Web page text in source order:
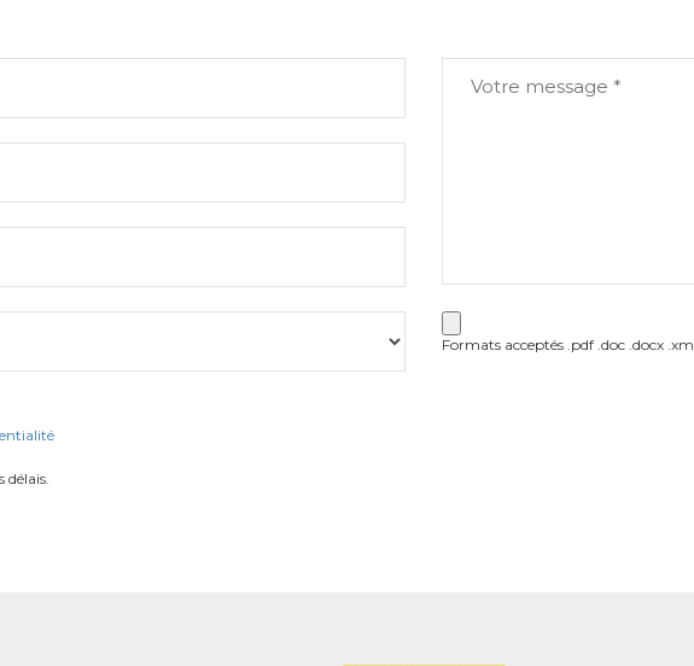
Formats acceptés .pdf .doc .docx
délais.